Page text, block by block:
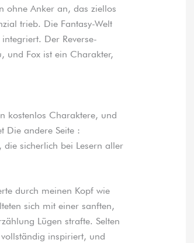
ohne Anker an, das ziellos
trieb. Die Fantasy-Welt
Der Reverse-
und Fox ist ein Charakter,
kostenlos Charaktere, und
Die andere Seite :
die sicherlich bei Lesern aller
durch meinen Kopf wie
sich mit einer sanften,
Lügen strafte. Selten
inspiriert, und